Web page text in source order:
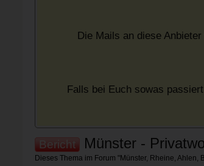
Die Mails an diese
Falls bei Euch sowas
Bericht Münster -
Dieses Thema im Forum "Münster, Rheine, Ahlen,